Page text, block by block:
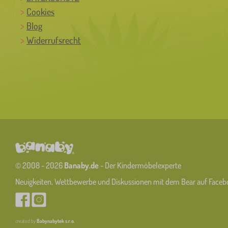
Cookies
Blog
Widerrufsrecht
© 2008 - 2026 Banaby.de- Der Kindermöbelexperte
Neuigkeiten, Wettbewerbe und Diskussionen mit dem Bear auf
created byBabynabytek s.r.o.